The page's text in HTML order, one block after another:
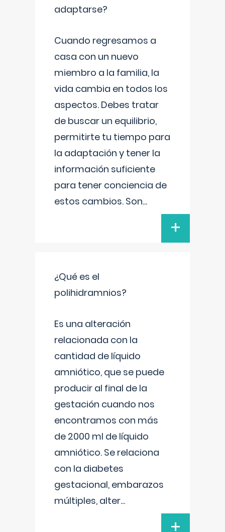
adaptarse?
Cuando regresamos a
casa con un nuevo
miembro a la familia, la
vida cambia en todos los
aspectos. Debes tratar
de buscar un equilibrio,
permitirte tu tiempo para
la adaptación y tener la
información suficiente
para tener conciencia de
estos cambios. Son...
+
¿Qué es el
polihidramnios?
Es una alteración
relacionada con la
cantidad de líquido
amniótico, que se puede
producir al final de la
gestación cuando nos
encontramos con más
de 2000 ml de líquido
amniótico. Se relaciona
con la diabetes
gestacional, embarazos
múltiples, alter...
+